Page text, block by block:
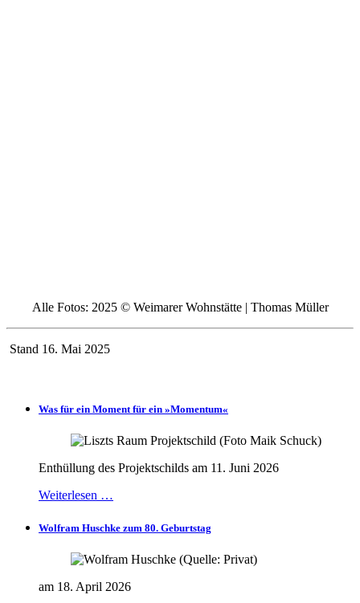
Alle Fotos: 2025 © Weimarer Wohnstätte | Thomas Müller
Stand 16. Mai 2025
Was für ein Moment für ein »Momentum«
Enthüllung des Projektschilds am 11. Juni 2026
Weiterlesen …
Wolfram Huschke zum 80. Geburtstag
am 18. April 2026